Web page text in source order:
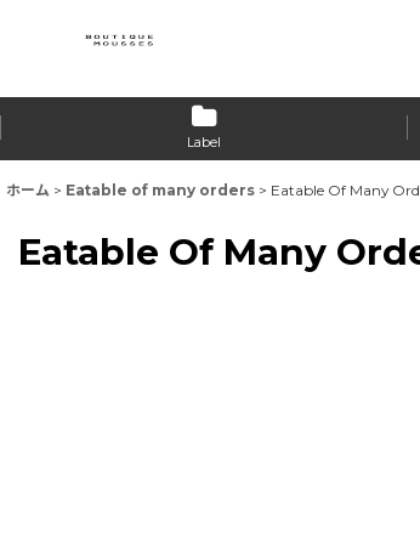
Label
ホーム > Eatable of many orders > Eatable Of Many
Eatable Of Many